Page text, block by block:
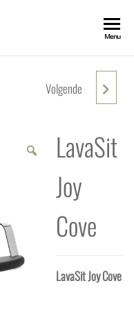
Inspire
Menu
Volgende
LavaSit
Joy
Cove
LavaSit Joy Cove